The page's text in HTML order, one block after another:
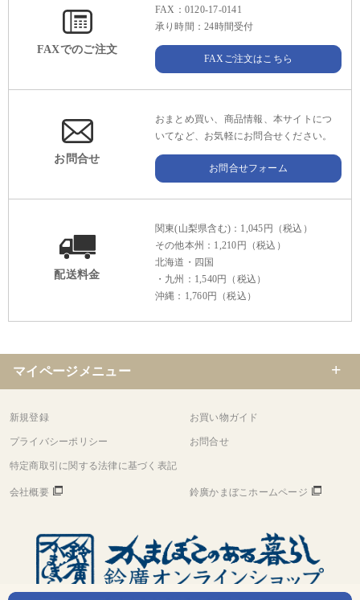
FAXでのご注文
FAX：0120-17-0141
承り時間：24時間受付
FAXご注文はこちら
お問合せ
おまとめ買い、商品情報、本サイトにつ
いてなど、お気軽にお問合せください。
お問合せフォーム
配送料金
関東(山梨県含む)：1,045円（税込）
その他本州：1,210円（税込）
北海道・四国
・九州：1,540円（税込）
沖縄：1,760円（税込）
マイページメニュー
新規登録 お買い物ガイド
プライバシーポリシー お問合せ
特定商取引に関する法律に基づく表記
会社概要 鈴廣かまぼこホームページ